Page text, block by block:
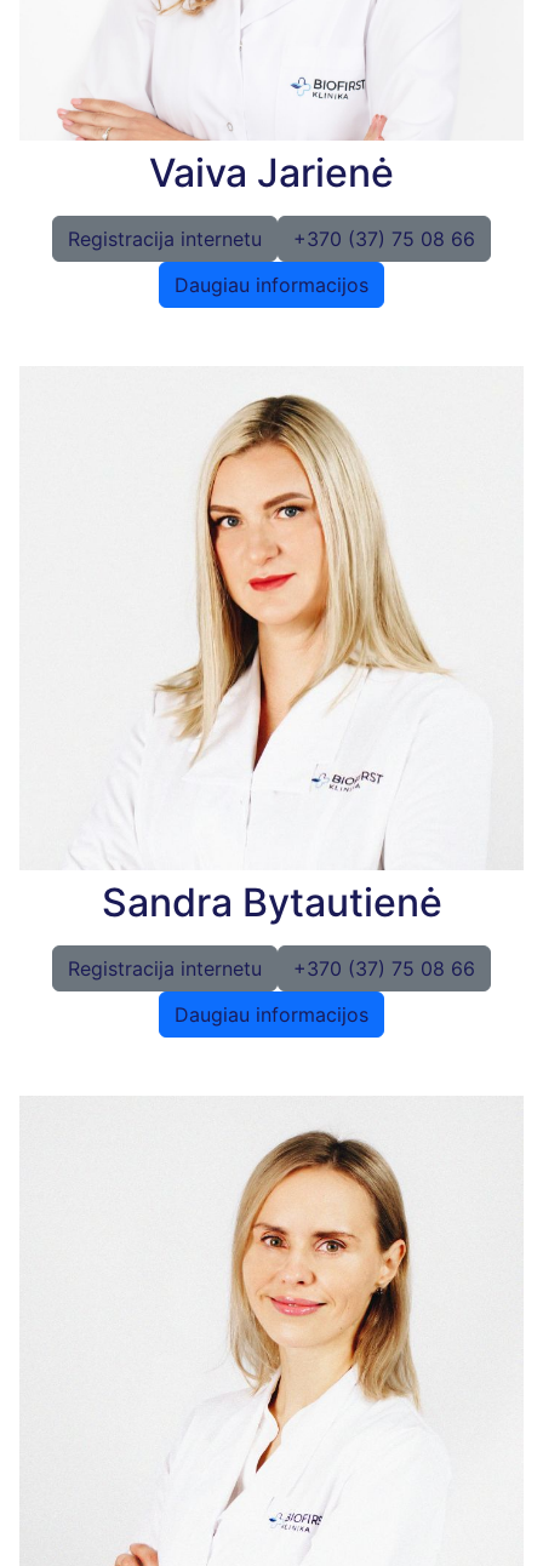
Vaiva Jarienė
Registracija internetu
+370 (37) 75 08 66
Daugiau informacijos
Sandra Bytautienė
Registracija internetu
+370 (37) 75 08 66
Daugiau informacijos